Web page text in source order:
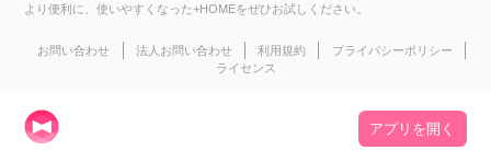
より便利に、使いやすくなった+HOMEをぜひお試しください。
お問い合わせ 法人お問い合わせ 利用規約
プライバシーポリシー
ライセンス
アプリを開く